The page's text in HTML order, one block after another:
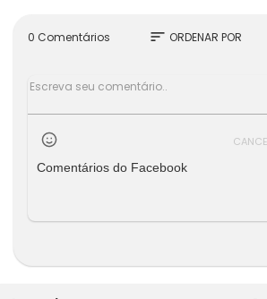
0 Comentários sort ORDENAR POR
Comentários do Facebook